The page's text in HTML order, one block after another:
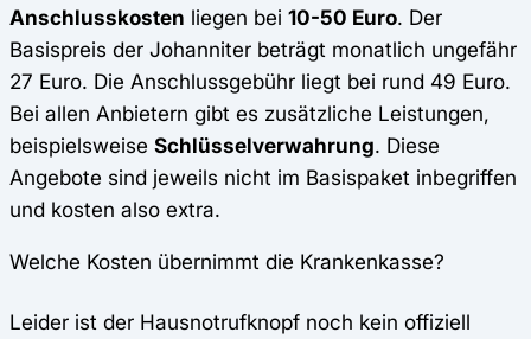
Anschlusskosten liegen bei 10-50 Euro. Der
Basispreis der Johanniter beträgt monatlich ungefähr
27 Euro. Die Anschlussgebühr liegt bei rund 49 Euro.
Bei allen Anbietern gibt es zusätzliche Leistungen,
beispielsweise Schlüsselverwahrung. Diese
Angebote sind jeweils nicht im Basispaket inbegriffen
und kosten also extra.
Welche Kosten übernimmt die Krankenkasse?
Leider ist der Hausnotrufknopf noch kein offiziell